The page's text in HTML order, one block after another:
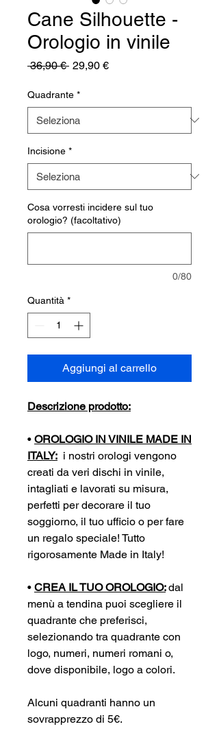
Cane Silhouette -
Orologio in vinile
36,90 € Prezzo
29,90 €Prezzo
Quadrante *
Incisione *
Cosa vorresti incidere sul tuo
orologio? (facoltativo)
0/80
Quantità *
Aggiungi al carrello
Descrizione prodotto:
• OROLOGIO IN VINILE MADE IN
ITALY: i nostri orologi vengono
creati da veri dischi in vinile,
intagliati e lavorati su misura,
perfetti per decorare il tuo
soggiorno, il tuo ufficio o per fare
un regalo speciale! Tutto
rigorosamente Made in Italy!
• CREA IL TUO OROLOGIO: dal
menù a tendina puoi scegliere il
quadrante che preferisci,
selezionando tra quadrante con
logo, numeri, numeri romani o,
dove disponibile, logo a colori.
Alcuni quadranti hanno un
sovrapprezzo di 5€.